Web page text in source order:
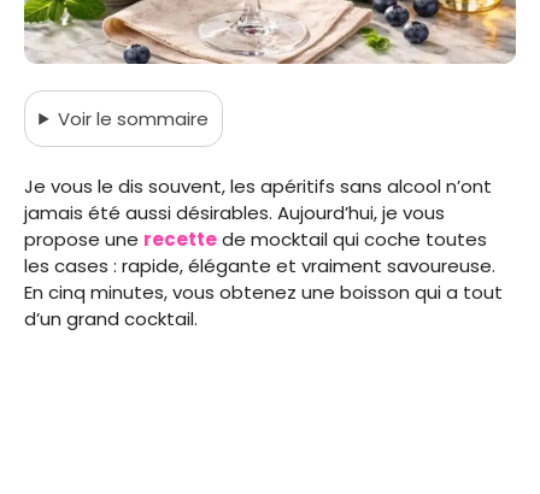
Voirle sommaire
Je vous le dis souvent, les apéritifs sans alcool n’ont
jamais été aussi désirables. Aujourd’hui, je vous
propose une recettede mocktail qui coche toutes
les cases : rapide, élégante et vraiment savoureuse.
En cinq minutes, vous obtenez une boisson qui a tout
d’un grand cocktail.